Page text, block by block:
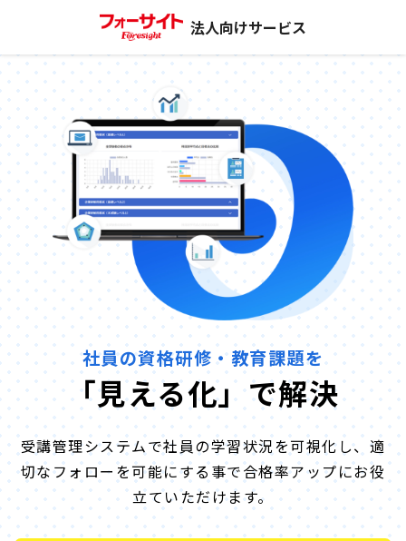
法人向けサービス
社員の資格研修・教育課題を
「見える化」で解決
受講管理システムで社員の学習状況を可視化し、 適
切なフォローを可能にする事で合格率アップにお役
立ていただけます。